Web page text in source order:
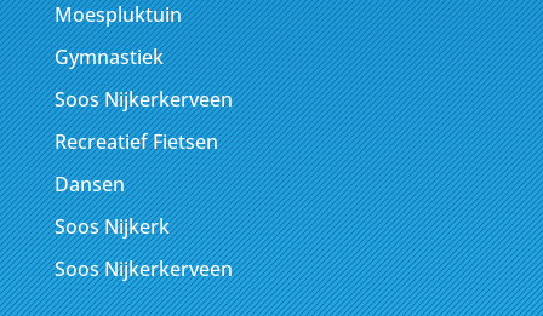
Moespluktuin
Gymnastiek
Soos Nijkerkerveen
Recreatief Fietsen
Dansen
Soos Nijkerk
Soos Nijkerkerveen